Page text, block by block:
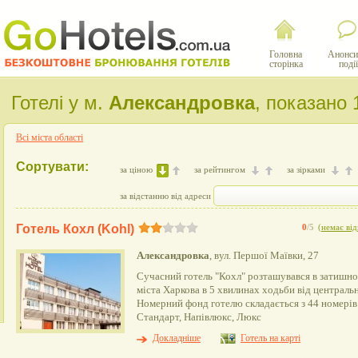
Головна
сторінка
події
Готелі у м. Александровка, показано
Всі міста області
Сортувати: за ціною за рейтингом за зірками
за відстанню від адреси
0/5 (немає
Готель Кохл (Kohl)
Александровка, вул. Першої Маївки, 27
Сучасний готель "Кохл" розташувався в
міста Харкова в 5 хвилинах ходьби від
Номерний фонд готелю складається з 44 номерів
Стандарт, Напівлюкс, Люкс
Докладніше
Готель на карті